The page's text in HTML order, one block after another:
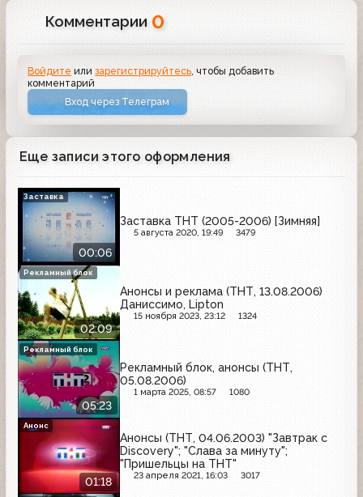
Комментарии 0
Войдите илизарегистрируйтесь , чтобы добавить
комментарий
Вход через Телеграм
Еще записи этого оформления
00:06
Заставка ТНТ (2005-2006) [Зимняя]
5 августа 2020, 19:49 3479
Заставка
02:09
Анонсы и реклама (ТНТ, 13.08.2006)
Даниссимо, Lipton
15 ноября 2023, 23:12 1324
Рекламный блок
05:23
Рекламный блок, анонсы (ТНТ,
05.08.2006)
1 марта 2025, 08:57 1080
Рекламный блок
01:18
Анонсы (ТНТ, 04.06.2003) "Завтрак с
Discovery"; "Слава за минуту";
"Пришельцы на ТНТ"
23 апреля 2021, 16:03 3017
Анонс